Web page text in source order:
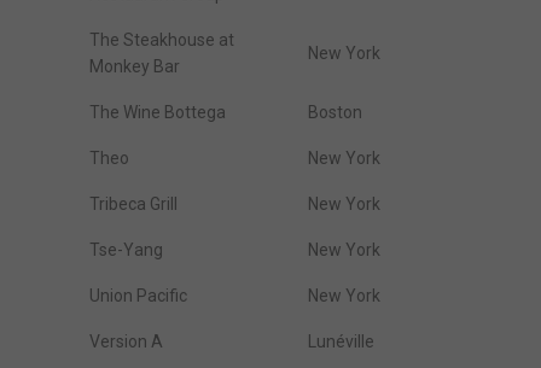
The Steakhouse at
Monkey Bar
New York
The Wine Bottega Boston
Theo New York
Tribeca Grill New York
Tse-Yang New York
Union Pacific New York
Version A Lunéville